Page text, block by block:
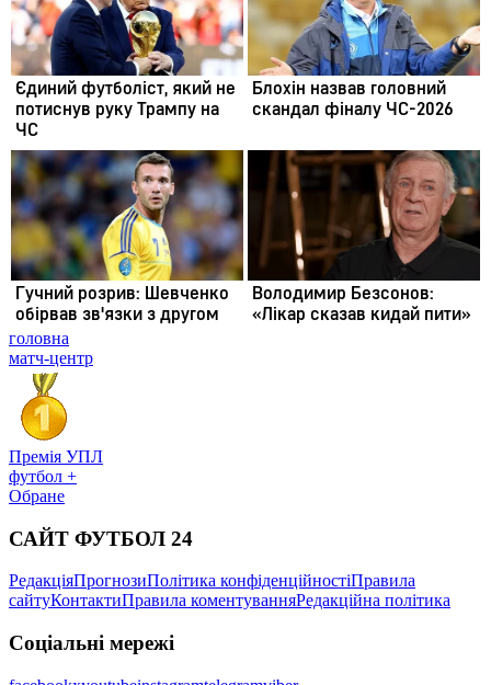
головна
матч-центр
Премія УПЛ
футбол +
Обране
САЙТ ФУТБОЛ 24
РедакціяПрогнозиПолітика конфіденційностіПравила
сайтуКонтактиПравила коментуванняРедакційна політика
Соціальні мережі